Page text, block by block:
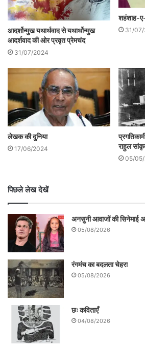
आदर्शोन्मुख यथार्थवाद से यथार्थोन्मुख
आदर्शवाद की ओर प्रवृत प्रेमचंद
31/07/2024
शहंशाह-ए-
31/
लेखक की दुनिया
17/06/2024
राहुल
05/
पिछले लेख देखें
अनसुनी आवाजों की सिनेमाई
05/08/2026
रंगमंच का बदलता चेहरा
05/08/2026
छः कविताएँ
04/08/2026